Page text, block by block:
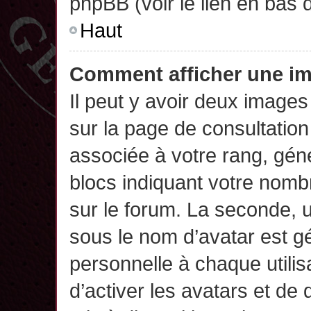
Haut
Comment afficher une
Il peut y avoir deux
sur la page de
associée à votre rang,
blocs indiquant votre
sur le forum. La seconde,
sous le nom d’avatar est
personnelle à chaque
d’activer les avatars et de